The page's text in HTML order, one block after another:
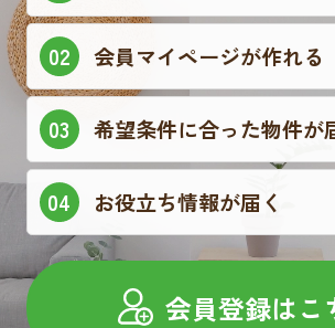
会員マイページが作れる
希望条件に合った物件が
お役立ち情報が届く
会員登録はこ